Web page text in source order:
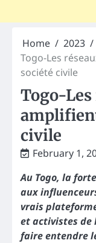
Home 2023
Togo-Les
société civile
Togo-
civile
February 1,
Au Togo, la
aux
vrais
et activistes de
faire entendre